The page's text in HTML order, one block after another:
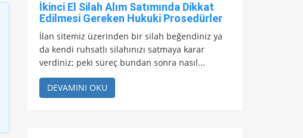
İkinci El Silah Alım Satımında Dikkat
Edilmesi Gereken Hukuki Prosedürler
İlan sitemiz üzerinden bir silah beğendiniz ya
da kendi ruhsatlı silahınızı satmaya karar
verdiniz; peki süreç bundan sonra nasıl...
DEVAMINI OKU